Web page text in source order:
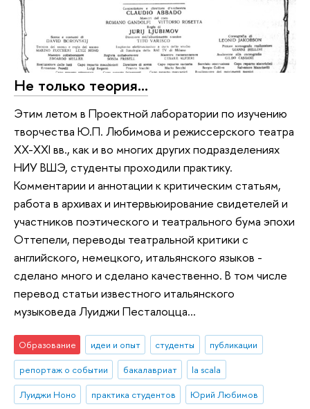
Не только теория...
Этим летом в Проектной лаборатории по изучению
творчества Ю.П. Любимова и режиссерского театра
XX-XXI вв., как и во многих других подразделениях
НИУ ВШЭ, студенты проходили практику.
Комментарии и аннотации к критическим статьям,
работа в архивах и интервьюирование свидетелей и
участников поэтического и театрального бума эпохи
Оттепели, переводы театральной критики с
английского, немецкого, итальянского языков -
сделано много и сделано качественно. В том числе
перевод статьи известного итальянского
музыковеда Луиджи Песталоцца...
Образование идеи и опыт студенты
публикации
репортаж о событии
бакалавриат
la scala
Луиджи Ноно
практика студентов Юрий Любимов